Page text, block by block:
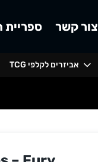
צור קשר
TCG אביזרים לקלפי